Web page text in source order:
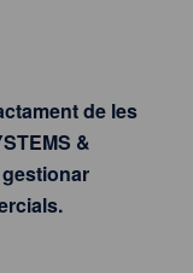
de les
&
gestionar